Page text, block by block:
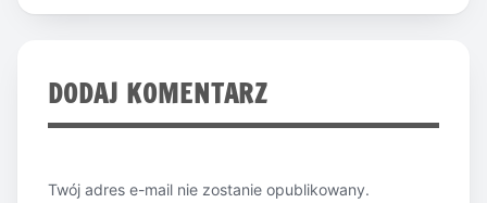
DODAJ KOMENTARZ
Twój adres e-mail nie zostanie opublikowany.